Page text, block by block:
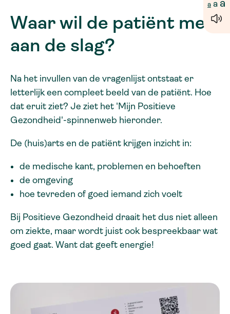
a a a
Waar wil de patiënt mee
aan de slag?
Na het invullen van de vragenlijst ontstaat er
letterlijk een compleet beeld van de patiënt. Hoe
dat eruit ziet? Je ziet het 'Mijn Positieve
Gezondheid'-spinnenweb hieronder.
De (huis)arts en de patiënt krijgen inzicht in:
de medische kant, problemen en behoeften
de omgeving
hoe tevreden of goed iemand zich voelt
Bij Positieve Gezondheid draait het dus niet alleen
om ziekte, maar wordt juist ook bespreekbaar wat
goed gaat. Want dat geeft energie!